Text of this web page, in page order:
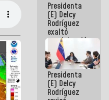
Presidenta
(E) Delcy
Rodríguez
exaltó
participación
de
Venezuela
en Juegos
Centroamericanos
y del Caribe
2026
Presidenta
(E) Delcy
Rodríguez